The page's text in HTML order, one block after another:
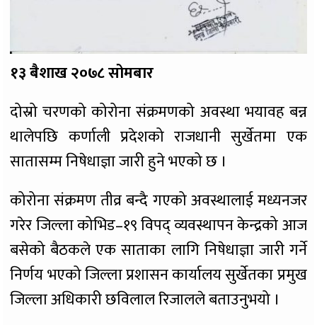
१३ बैशाख २०७८ सोमबार
दोस्रो चरणको कोरोना संक्रमणको अवस्था भयावह बन्न
थालेपछि कर्णाली प्रदेशको राजधानी सुर्खेतमा एक
सातासम्म निषेधाज्ञा जारी हुने भएको छ ।
कोरोना संक्रमण तीव्र बन्दै गएको अवस्थालाई मध्यनजर
गरेर जिल्ला कोभिड–१९ विपद् व्यवस्थापन केन्द्रको आज
बसेको बैठकले एक साताका लागि निषेधाज्ञा जारी गर्ने
निर्णय भएको जिल्ला प्रशासन कार्यालय सुर्खेतका प्रमुख
जिल्ला अधिकारी छविलाल रिजालले बताउनुभयो ।